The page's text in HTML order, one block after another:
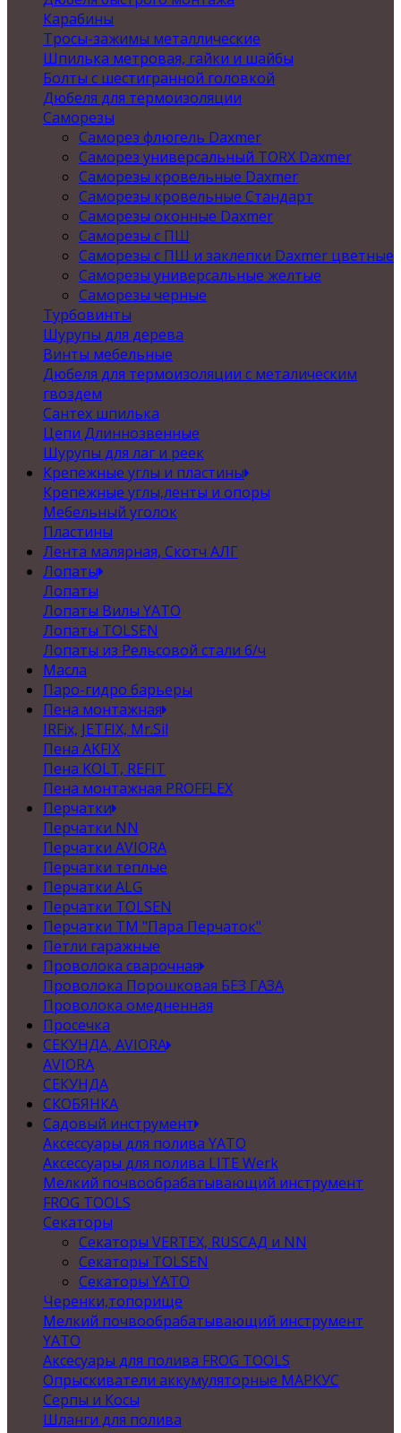
Карабины
Тросы-зажимы металлические
Шпилька метровая, гайки и шайбы
Болты с шестигранной головкой
Дюбеля для термоизоляции
Саморезы
Саморез флюгель Daxmer
Саморез универсальный TORX Daxmer
Саморезы кровельные Daxmer
Саморезы кровельные Стандарт
Саморезы оконные Daxmer
Саморезы с ПШ
Саморезы с ПШ и заклепки Daxmer цветные
Саморезы универсальные желтые
Саморезы черные
Турбовинты
Шурупы для дерева
Винты мебельные
Дюбеля для термоизоляции с металическим
гвоздем
Сантех шпилька
Цепи Длиннозвенные
Шурупы для лаг и реек
Крепежные углы и пластины
Крепежные углы,ленты и опоры
Мебельный уголок
Пластины
Лента малярная, Скотч АЛГ
Лопаты
Лопаты
Лопаты Вилы YATO
Лопаты TOLSEN
Лопаты из Рельсовой стали б/ч
Масла
Паро-гидро барьеры
Пена монтажная
IRFix, JETFIX, Mr.Sil
Пена AKFIX
Пена KOLT, REFIT
Пена монтажная PROFFLEX
Перчатки
Перчатки NN
Перчатки AVIORA
Перчатки теплые
Перчатки ALG
Перчатки TOLSEN
Перчатки ТМ "Пара Перчаток"
Петли гаражные
Проволока сварочная
Проволока Порошковая БЕЗ ГАЗА
Проволока омедненная
Просечка
СЕКУНДА, AVIORA
AVIORA
СЕКУНДА
СКОБЯНКА
Садовый инструмент
Аксессуары для полива YATO
Аксессуары для полива LITE Werk
Мелкий почвообрабатывающий инструмент
FROG TOOLS
Секаторы
Секаторы VERTEX, RUSСАД и NN
Секаторы TOLSEN
Секаторы YATO
Черенки,топорище
Мелкий почвообрабатывающий инструмент
YATO
Аксесуары для полива FROG TOOLS
Опрыскиватели аккумуляторные МАРКУС
Серпы и Косы
Шланги для полива